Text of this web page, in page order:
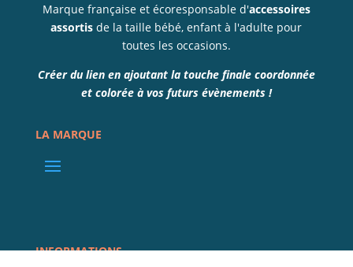
Marque française et écoresponsable d'accessoires
assortis de la taille bébé, enfant à l'adulte pour
toutes les occasions.
Créer du lien en ajoutant la touche finale coordonnée
et colorée à vos futurs évènements !
LA MARQUE
INFORMATIONS